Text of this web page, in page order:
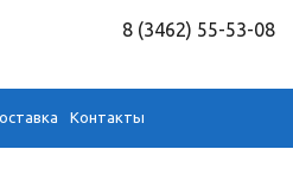
8 (3462) 55-53-08
Контакты